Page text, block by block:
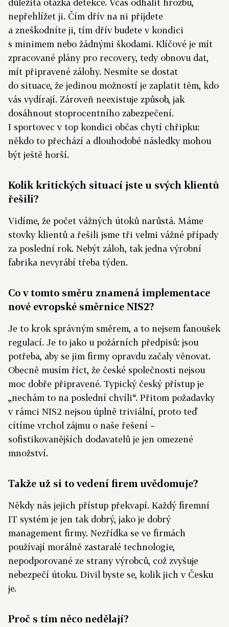
důležitá otázka detekce. Včas odhalit hrozbu,
nepřehlížet ji. Čím dřív na ni přijdete
a zneškodníte ji, tím dřív budete v kondici
s minimem nebo žádnými škodami. Klíčové je mít
zpracované plány pro recovery, tedy obnovu dat,
mít připravené zálohy. Nesmíte se dostat
do situace, že jedinou možností je zaplatit těm, kdo
vás vydírají. Zároveň ne­existuje způsob, jak
dosáhnout stoprocentního zabezpečení.
I sportovec v top kondici občas chytí chřipku:
někdo to přechází a dlouhodobé následky mohou
být ještě horší.
Kolik kritických situací jste u svých klientů
řešili?
Vidíme, že počet vážných útoků narůstá. Máme
stovky klientů a řešili jsme tři velmi vážné případy
za poslední rok. Nebýt záloh, tak jedna výrobní
fabrika nevyrábí třeba týden.
Co v tomto směru znamená implementace
nové evropské směrnice NIS2?
Je to krok správným směrem, a to nejsem fanoušek
regulací. Je to jako u požárních předpisů: jsou
potřeba, aby se jim firmy opravdu začaly věnovat.
Obecně musím říct, že české společnosti nejsou
moc dobře připravené. Typický český přístup je
„nechám to na poslední chvíli“. Přitom požadavky
v rámci NIS2 nejsou úplně triviální, proto teď
cítíme vrchol zájmu o naše řešení –
sofistikovanějších dodavatelů je jen omezené
množství.
Takže už si to vedení firem uvědomuje?
Někdy nás jejich přístup překvapí. Každý firemní
IT systém je jen tak dobrý, jako je dobrý
management firmy. Nezřídka se ve firmách
používají morálně zastaralé technologie,
nepodporované ze strany výrobců, což zvyšuje
nebezpečí útoku. Divil byste se, kolik jich v Česku
je.
Proč s tím něco nedělají?